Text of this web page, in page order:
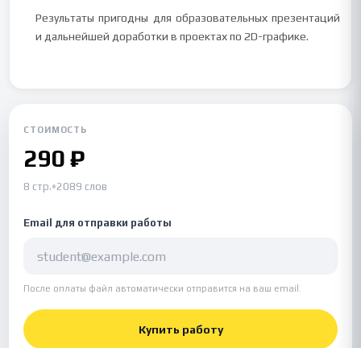
Результаты пригодны для образовательных презентаций
и дальнейшей доработки в проектах по 2D-графике.
СТОИМОСТЬ
290 ₽
8 стр.•2089 слов
Email для отправки работы
После оплаты файл автоматически отправится на ваш email.
Купить работу